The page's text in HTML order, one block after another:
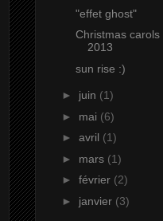
"effet ghost"
Christmas carols
2013
sun rise :)
► juin (1)
► mai (6)
► avril (1)
► mars (1)
► février (2)
► janvier (3)